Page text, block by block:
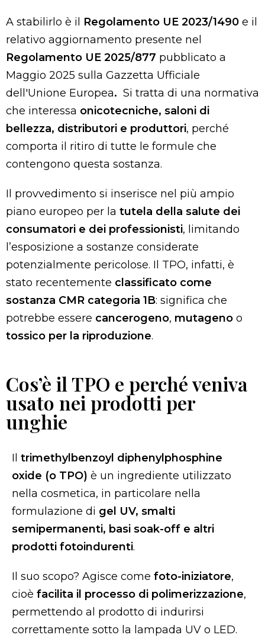
A stabilirlo è il Regolamento UE 2023/1490 e il
relativo aggiornamento presente nel
Regolamento UE 2025/877 pubblicato a
Maggio 2025 sulla Gazzetta Ufficiale
dell'Unione Europea. Si tratta di una normativa
che interessa onicotecniche, saloni di
bellezza, distributori e produttori, perché
comporta il ritiro di tutte le formule che
contengono questa sostanza.
Il provvedimento si inserisce nel più ampio
piano europeo per la tutela della salute dei
consumatori e dei professionisti, limitando
l’esposizione a sostanze considerate
potenzialmente pericolose. Il TPO, infatti, è
stato recentemente classificato come
sostanza CMR categoria 1B: significa che
potrebbe essere cancerogeno, mutageno o
tossico per la riproduzione.
Cos’è il TPO e perché veniva
usato nei prodotti per
unghie
Il trimethylbenzoyl diphenylphosphine
oxide (o TPO) è un ingrediente utilizzato
nella cosmetica, in particolare nella
formulazione di gel UV, smalti
semipermanenti, basi soak-off e altri
prodotti fotoindurenti.
Il suo scopo? Agisce come foto-iniziatore,
cioè facilita il processo di polimerizzazione,
permettendo al prodotto di indurirsi
correttamente sotto la lampada UV o LED.